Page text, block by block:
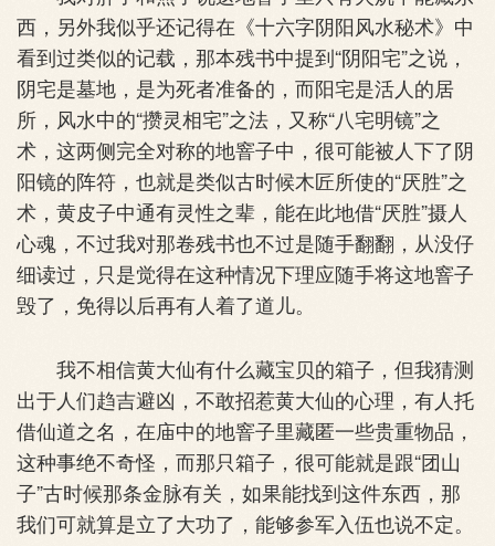
西，另外我似乎还记得在《十六字阴阳风水秘术》中
看到过类似的记载，那本残书中提到“阴阳宅”之说，
阴宅是墓地，是为死者准备的，而阳宅是活人的居
所，风水中的“攒灵相宅”之法，又称“八宅明镜”之
术，这两侧完全对称的地窨子中，很可能被人下了阴
阳镜的阵符，也就是类似古时候木匠所使的“厌胜”之
术，黄皮子中通有灵性之辈，能在此地借“厌胜”摄人
心魂，不过我对那卷残书也不过是随手翻翻，从没仔
细读过，只是觉得在这种情况下理应随手将这地窨子
毁了，免得以后再有人着了道儿。
我不相信黄大仙有什么藏宝贝的箱子，但我猜测
出于人们趋吉避凶，不敢招惹黄大仙的心理，有人托
借仙道之名，在庙中的地窨子里藏匿一些贵重物品，
这种事绝不奇怪，而那只箱子，很可能就是跟“团山
子”古时候那条金脉有关，如果能找到这件东西，那
我们可就算是立了大功了，能够参军入伍也说不定。